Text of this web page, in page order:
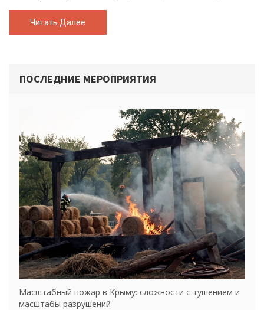
сайте клуба значится 25-й. Вратарская линия у Сити теперь
из трех новичков: Траффорд, Беттинелли и Доннарумма.
Читать Далее
ПОСЛЕДНИЕ МЕРОПРИЯТИЯ
Масштабный пожар в Крыму: сложности с тушением и
масштабы разрушений